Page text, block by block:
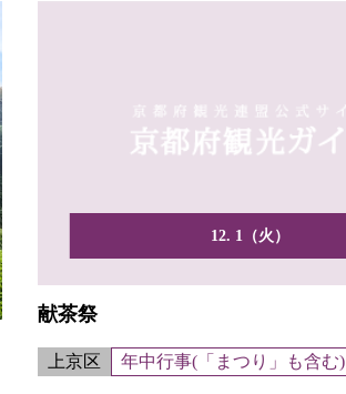
12. 1（火）
献茶祭
上京区 年中行事(「まつり」も含む)